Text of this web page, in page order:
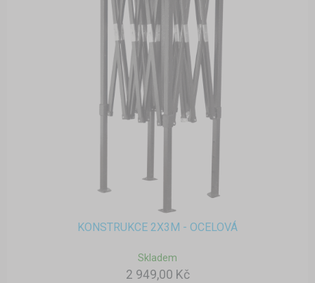
KONSTRUKCE 2X3M - OCELOVÁ
Skladem
2 949,00 Kč